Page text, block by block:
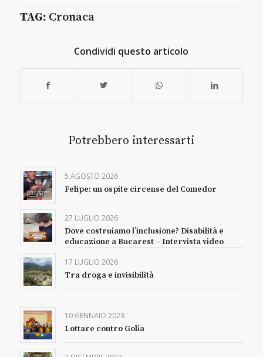
TAG: Cronaca
Condividi questo articolo
Potrebbero interessarti
5 AGOSTO 2026
Felipe: un ospite circense del Comedor
27 LUGLIO 2026
Dove costruiamo l’inclusione? Disabilità e
educazione a Bucarest – Intervista video
17 LUGLIO 2026
Tra droga e invisibilità
10 GENNAIO 2023
Lottare contro Golia